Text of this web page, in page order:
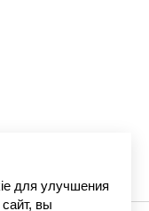
для улучшения
вы